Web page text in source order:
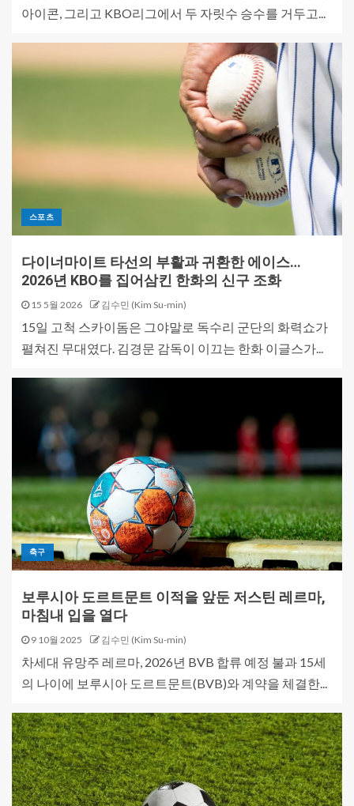
아이콘, 그리고 KBO리그에서 두 자릿수 승수를 거두고...
스포츠
다이너마이트 타선의 부활과 귀환한 에이스…
2026년 KBO를 집어삼킨 한화의 신구 조화
15 5월 2026 김수민 (Kim Su-min)
15일 고척 스카이돔은 그야말로 독수리 군단의 화력쇼가
펼쳐진 무대였다. 김경문 감독이 이끄는 한화 이글스가...
축구
보루시아 도르트문트 이적을 앞둔 저스틴 레르마,
마침내 입을 열다
9 10월 2025 김수민 (Kim Su-min)
차세대 유망주 레르마, 2026년 BVB 합류 예정 불과 15세
의 나이에 보루시아 도르트문트(BVB)와 계약을 체결한...